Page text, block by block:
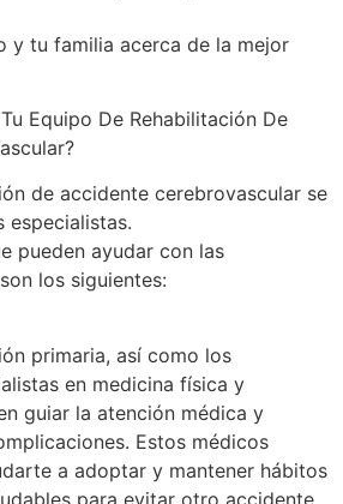
y tu familia acerca de la mejor
Equipo De Rehabilitación De
de accidente cerebrovascular se
especialistas.
pueden ayudar con las
los siguientes:
primaria, así como los
en medicina física y
guiar la atención médica y
Estos médicos
a adoptar y mantener hábitos
para evitar otro accidente